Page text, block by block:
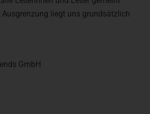
liegt uns grundsätzlich
GmbH​